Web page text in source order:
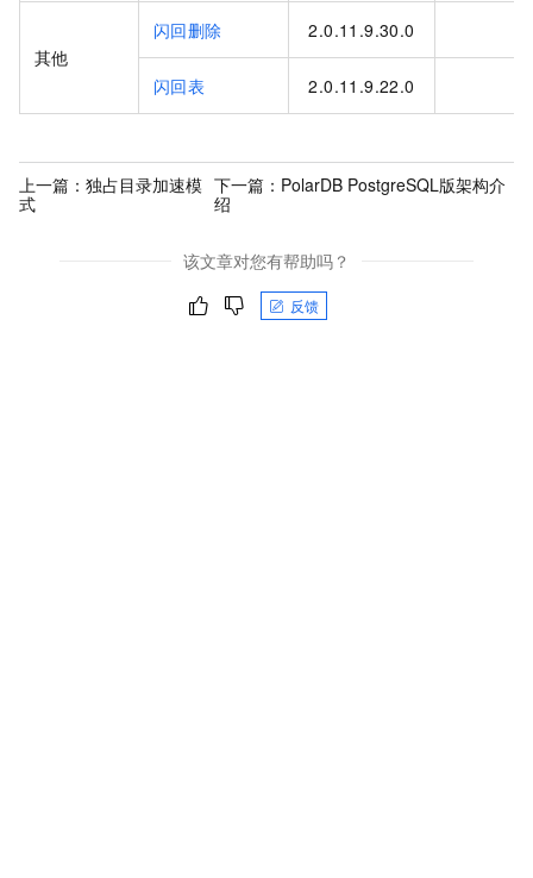
其他
闪回删除 2.0.11.9.30.0
闪回表 2.0.11.9.22.0
上一篇： 独占目录加速模
式
下一篇： PolarDB PostgreSQL版架构介
绍
该文章对您有帮助吗？
反馈